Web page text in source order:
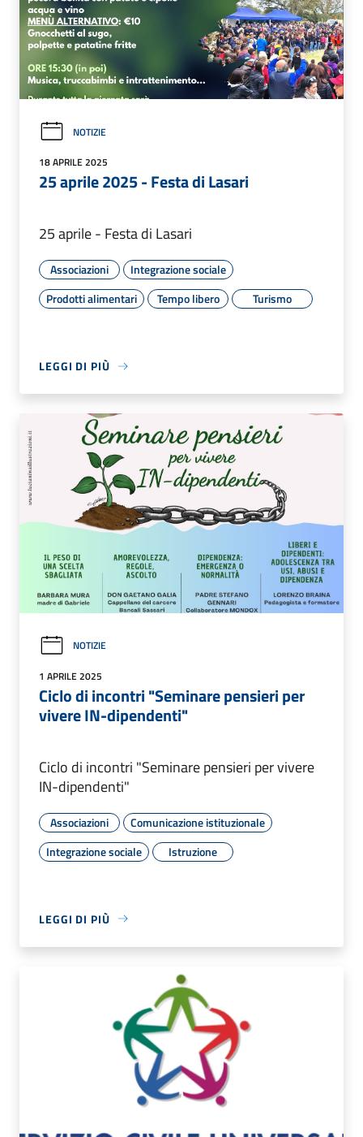
NOTIZIE
18 APRILE 2025
25 aprile 2025 - Festa di Lasari
25 aprile - Festa di Lasari
Associazioni
Integrazione sociale
Prodotti alimentari
Tempo libero Turismo
LEGGI DI PIÙ
NOTIZIE
1 APRILE 2025
Ciclo di incontri "Seminare pensieri per
vivere IN-dipendenti"
Ciclo di incontri "Seminare pensieri per vivere
IN-dipendenti"
Associazioni
Comunicazione istituzionale
Integrazione sociale
Istruzione
LEGGI DI PIÙ